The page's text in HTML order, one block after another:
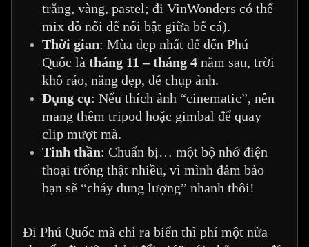
trắng, vàng, pastel; đi VinWonders có thể
mix đồ nổi để nổi bật giữa bể cá).
Thời gian: Mùa đẹp nhất để đến Phú
Quốc là tháng 11 – tháng 4 năm sau, trời
khô ráo, nắng đẹp, dễ chụp ảnh.
Dụng cụ: Nếu thích ảnh “cinematic”, nên
mang thêm tripod hoặc gimbal để quay
clip mượt mà.
Tinh thần: Chuẩn bị… một bộ nhớ điện
thoại trống thật nhiều, vì mình đảm bảo
bạn sẽ “cháy dung lượng” nhanh thôi!
Đi Phú Quốc mà chỉ ra biển thì phí một nửa